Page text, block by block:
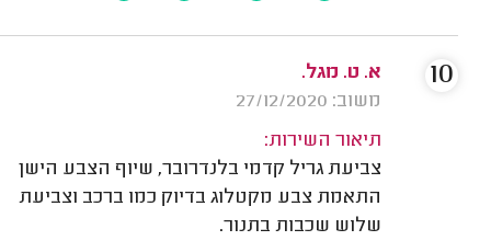
א. ט. מגל.
משוב: 27/12/2020
תיאור השירות:
צביעת גריל קדמי בלנדרובר, שיוף הצבע הישן
התאמת צבע מקטלוג בדיוק כמו ברכב וצביעת
שלוש שכבות בתנור.
10